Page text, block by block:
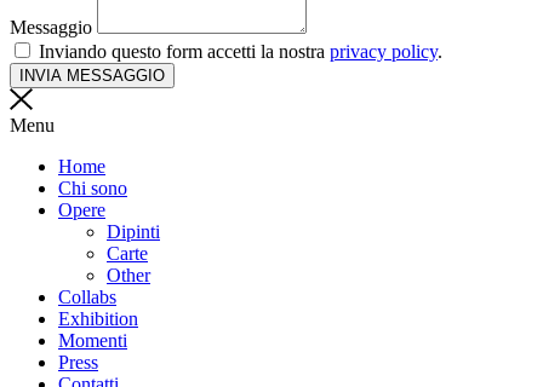
Messaggio
Inviando questo form accetti la nostra privacy policy.
INVIA MESSAGGIO
Menu
Home
Chi sono
Opere
Dipinti
Carte
Other
Collabs
Exhibition
Momenti
Press